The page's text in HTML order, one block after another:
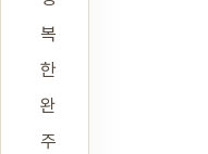
복
한
완
주